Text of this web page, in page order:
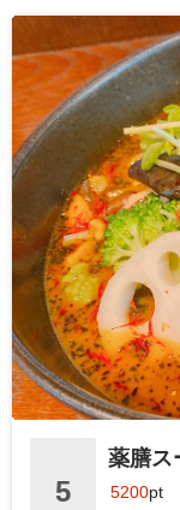
5
薬膳ス
5200pt